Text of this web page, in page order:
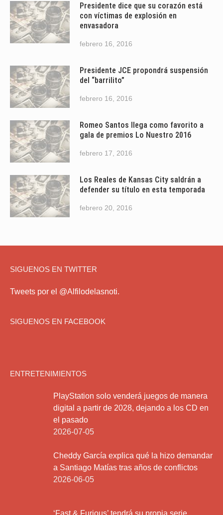
Presidente dice que su corazón está
con víctimas de explosión en
envasadora
febrero 16, 2016
Presidente JCE propondrá suspensión
del “barrilito”
febrero 16, 2016
Romeo Santos llega como favorito a
gala de premios Lo Nuestro 2016
febrero 17, 2016
Los Reales de Kansas City saldrán a
defender su título en esta temporada
febrero 20, 2016
SIGUENOS EN TWITTER
Tweets por el @Alfilodelasnoti.
SIGUENOS EN FACEBOOK
ENTRETENIMIENTOS
PlayStation solo venderá juegos de manera
digital a partir de 2028, dejando a los CD en
el pasado
2026-07-05
Cheddy García explica qué la hizo demandar
a Santiago Matías tras años de conflictos
2026-06-05
‘Fast & Furious’ tendrá su propia serie